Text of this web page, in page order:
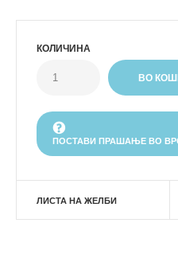
КОЛИЧИНА
ПОСТАВИ ПРАШАЊЕ ВО
ЛИСТА НА ЖЕЛБИ